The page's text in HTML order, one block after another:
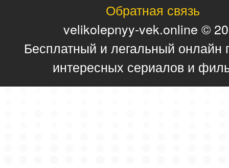
Обратная связь
velikolepnyy-vek.online ©
Бесплатный и легальный онлайн
интересных сериалов и